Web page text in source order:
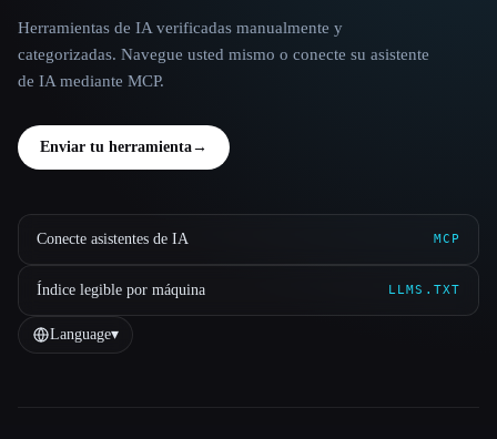
Herramientas de IA verificadas manualmente y
categorizadas. Navegue usted mismo o conecte su asistente
de IA mediante MCP.
Enviar tu herramienta→
Conecte asistentes de IA MCP
Índice legible por máquina LLMS.TXT
Language▾